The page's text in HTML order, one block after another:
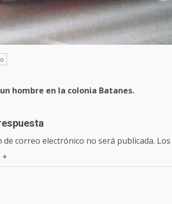
hombre en la colonia Batanes.
de correo electrónico no será publicada.
*